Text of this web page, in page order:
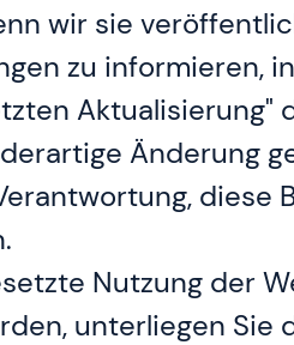
wir sie
zu informieren,
Aktualisierung"
Änderung
Nutzung der
unterliegen Sie